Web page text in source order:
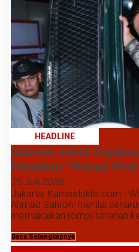
HEADLINE
Sahroni sebut
Pakaikan “Rompi
25 Juli 2026
Jakarta, Karosatuklik.com -
Ahmad Sahroni menilai
memakaikan rompi tahanan
Baca Selengkapnya